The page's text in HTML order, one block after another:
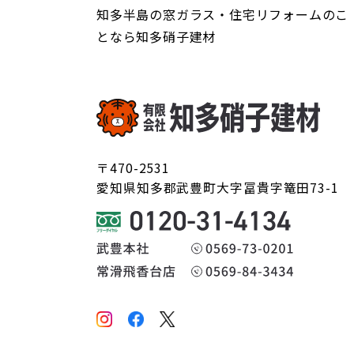
知多半島の窓ガラス・住宅リフォームのこ
となら知多硝子建材
〒470-2531
愛知県知多郡武豊町大字冨貴字篭田73-1